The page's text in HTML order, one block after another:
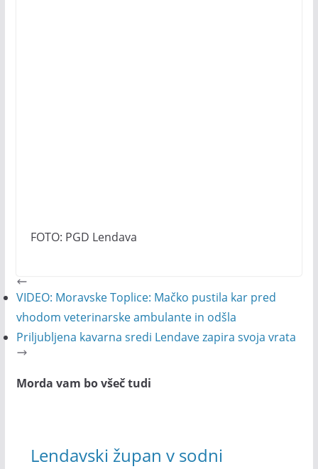
FOTO: PGD Lendava
VIDEO: Moravske Toplice: Mačko pustila kar pred
vhodom veterinarske ambulante in odšla
Priljubljena kavarna sredi Lendave zapira svoja vrata
Morda vam bo všeč tudi
Lendavski župan v sodni